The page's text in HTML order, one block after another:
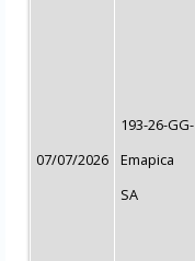
07/07/2026
193-26-GG-
Emapica
SA